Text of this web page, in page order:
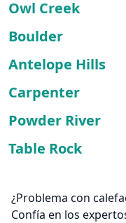
Owl Creek
Boulder
Antelope Hills
Carpenter
Powder River
Table Rock
¿Problema con
Confía en los